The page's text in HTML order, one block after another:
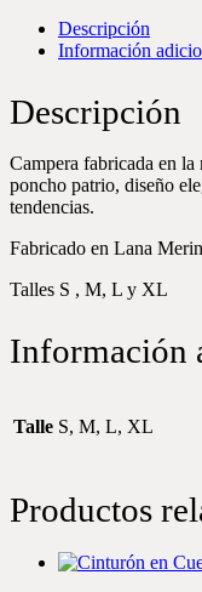
Descripción
Información
Descripción
Campera fabricada en
poncho patrio, diseño
tendencias.
Fabricado en Lana
Talles S , M, L y XL
Información
Talle S, M, L, XL
Productos